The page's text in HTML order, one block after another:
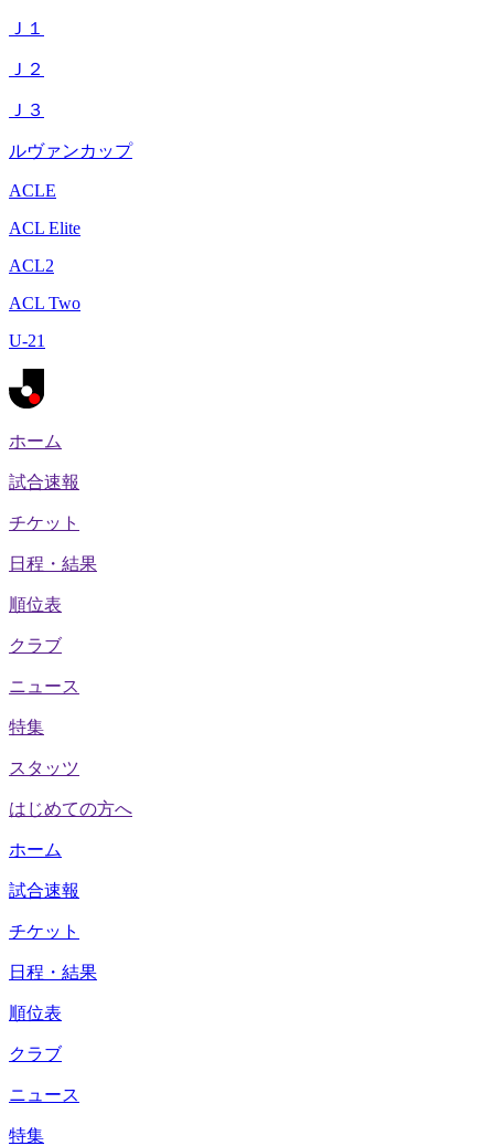
Ｊ１
Ｊ２
Ｊ３
ルヴァンカップ
ACLE
ACL Elite
ACL2
ACL Two
U-21
ホーム
試合速報
チケット
日程・結果
順位表
クラブ
ニュース
特集
スタッツ
はじめての方へ
ホーム
試合速報
チケット
日程・結果
順位表
クラブ
ニュース
特集